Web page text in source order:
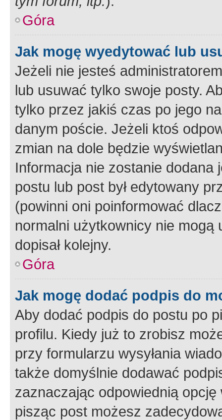
Góra
Jak mogę wyedytować lub
Jeżeli nie jesteś
lub usuwać tylko swoje posty.
tylko przez jakiś czas po jego
danym poście. Jeżeli ktoś
zmian na dole będzie
Informacja nie zostanie dodana
postu lub post był edytowany
(powinni oni poinformować
normalni użytkownicy nie
dopisał kolejny.
Góra
Jak mogę dodać podpis do
Aby dodać podpis do postu po
profilu. Kiedy już to zrobisz
przy formularzu wysyłania
także domyślnie dodawać
zaznaczając odpowiednią
pisząc post możesz